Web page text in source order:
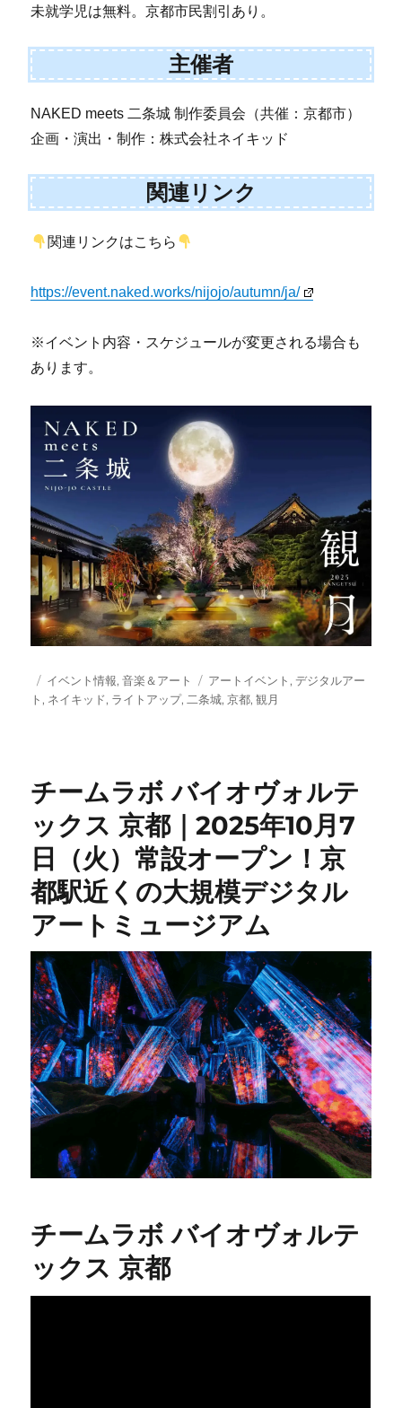
未就学児は無料。京都市民割引あり。
主催者
NAKED meets 二条城 制作委員会（共催：京都市）
企画・演出・制作：株式会社ネイキッド
関連リンク
関連リンクはこちら
https://event.naked.works/nijojo/autumn/ja/
※イベント内容・スケジュールが変更される場合も
あります。
投
稿
カ
テ
イベント情報,音楽＆アート
タ
グ
アートイベント,デジタルアー
ト, ネイキッド, ライトアップ,二条城,京都,観月
チームラボ バイオヴォルテ
ックス 京都｜2025年10月7
日（火）常設オープン！京
都駅近くの大規模デジタル
アートミュージアム
チームラボ バイオヴォルテ
ックス 京都